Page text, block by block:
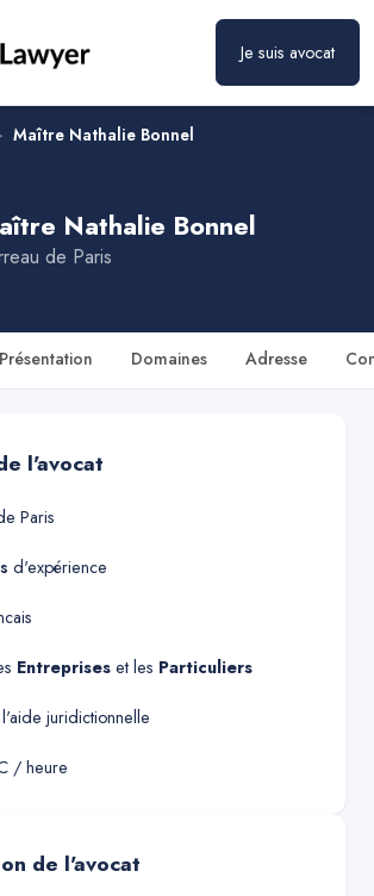
Je suis avocat
Bonnel
Maître Nathalie Bonnel
Nathalie Bonnel
de Paris
Présentation Domaines Adresse
l'avocat
Paris
d'expérience
Entreprises et les Particuliers
l'aide juridictionnelle
/ heure
de l'avocat